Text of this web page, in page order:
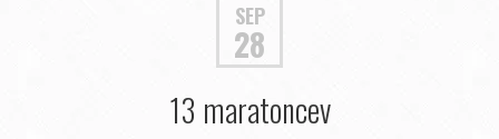
SEP
28
13 maratoncev